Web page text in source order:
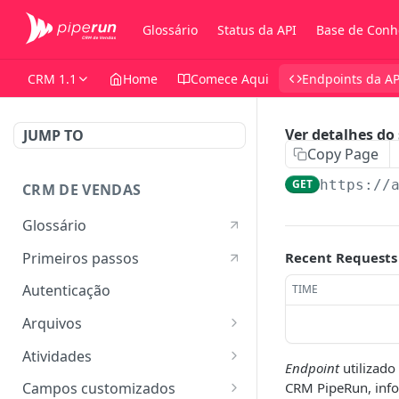
Glossário Status da API Base de
CRM 1.1 Home Comece Aqui Endpoints da
JUMP TO
CRM DE VENDAS
Glossário
Primeiros passos
Autenticação
Arquivos
Listar arquivos
Ver detalhes do arquivo
Atividades
Listar atividades
Campos customizados
Ver detalhes
Copy Page
GET https://
Recent Requests
TIME
Endpointutilizado
CRM PipeRun,